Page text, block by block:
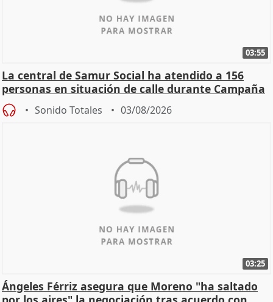
03:55
La central de Samur Social ha atendido a 156
personas en situación de calle durante Campaña
de Calor
Sonido Totales 03/08/2026
03:25
Ángeles Férriz asegura que Moreno "ha saltado